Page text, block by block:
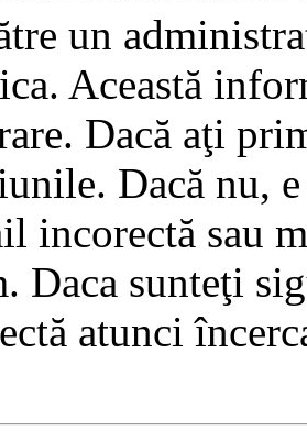
un
Această
Dacă aţi
Dacă nu,
incorectă sau
Daca sunteţi
atunci